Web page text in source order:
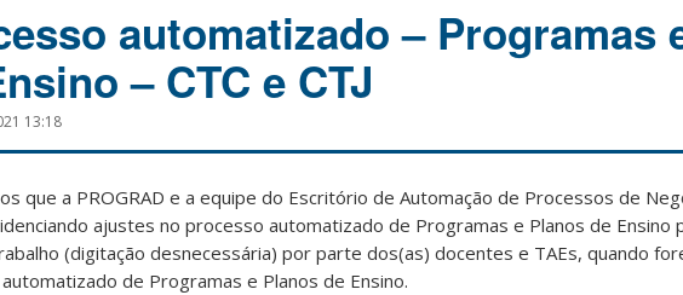
automatizado – Programas
– CTC e CTJ
13:18
que a PROGRAD e a equipe do Escritório de Automação de Processos de
ajustes no processo automatizado de Programas e Planos de Ensino
(digitação desnecessária) por parte dos(as) docentes e TAEs, quando
de Programas e Planos de Ensino.